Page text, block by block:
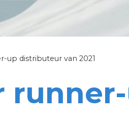
up distributeur van 2021